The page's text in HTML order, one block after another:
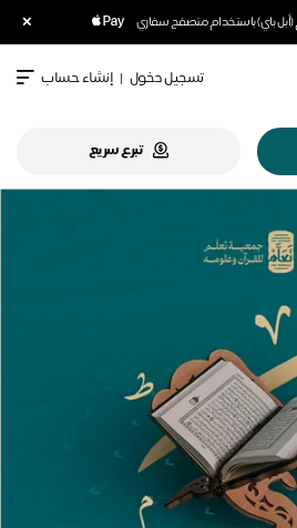
(أبل باي) باستخدام متصفح سفاري ×
تسجيل دخول | إنشاء حساب
تبرع سريع